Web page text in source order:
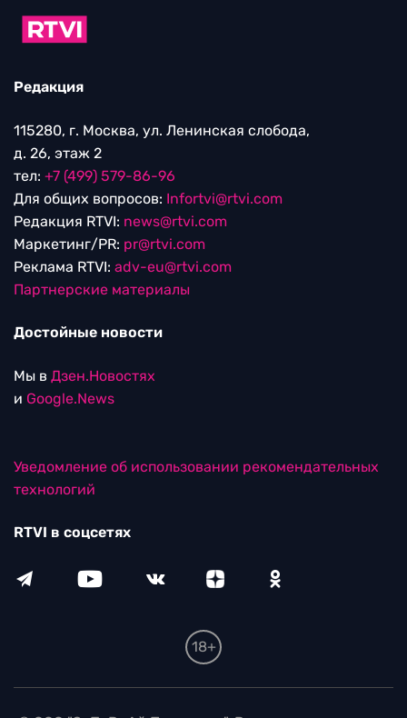
Редакция
115280, г. Москва, ул. Ленинская слобода,
д. 26, этаж 2
тел: +7 (499) 579-86-96
Для общих вопросов: Infortvi@rtvi.com
Редакция RTVI: news@rtvi.com
Маркетинг/PR: pr@rtvi.com
Реклама RTVI: adv-eu@rtvi.com
Партнерские материалы
Достойные новости
Мы в Дзен.Новостях
и Google.News
Уведомление об использовании рекомендательных
технологий
RTVI в соцсетях
18+